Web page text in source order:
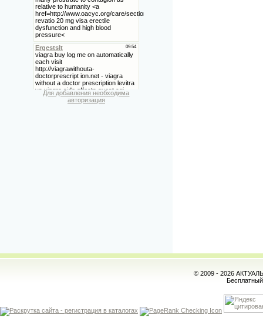
Для добавления необходима
авторизация
© 2009 - 2026